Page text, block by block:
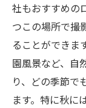
社もおすすめの
つこの場所で撮
ることができま
園風景など、自
り、どの季節で
ます。特に秋に